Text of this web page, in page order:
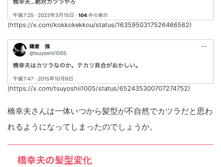
(https://x.com/kokkokekkou/status/1635950317526466562)
(https://x.com/tsuyoshii1005/status/652435300707274752)
橋幸夫さんは一体いつから髪型が不自然でカツラだと思わ
れるようになってしまったのでしょうか。
橋幸夫の髪型変化